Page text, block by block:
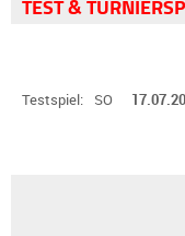
TEST &
Testspiel: SO